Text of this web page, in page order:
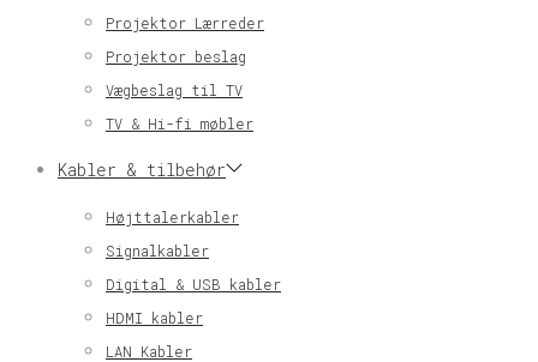
Projektor Lærreder
Projektor beslag
Vægbeslag til TV
TV & Hi-fi møbler
Kabler & tilbehør
Højttalerkabler
Signalkabler
Digital & USB kabler
HDMI kabler
LAN Kabler